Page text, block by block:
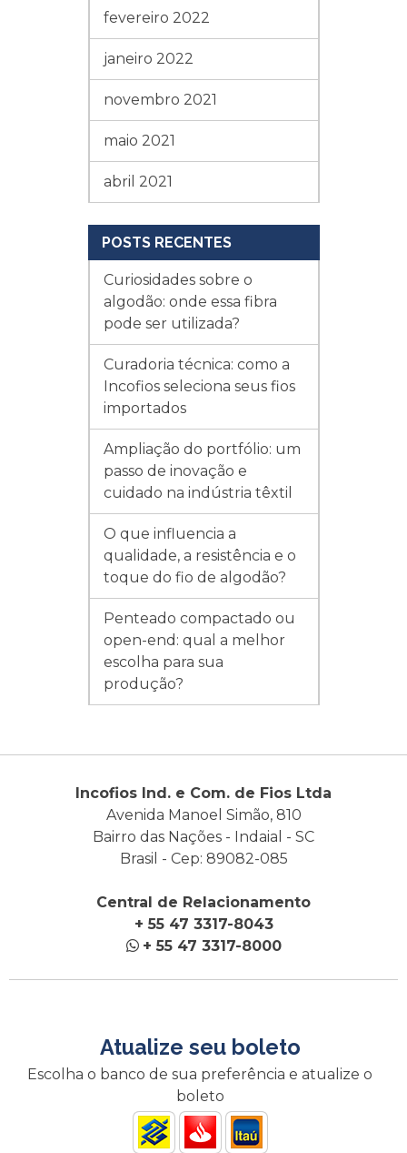
fevereiro 2022
janeiro 2022
novembro 2021
maio 2021
abril 2021
POSTS RECENTES
Curiosidades sobre o
algodão: onde essa fibra
pode ser utilizada?
Curadoria técnica: como a
Incofios seleciona seus fios
importados
Ampliação do portfólio: um
passo de inovação e
cuidado na indústria têxtil
O que influencia a
qualidade, a resistência e o
toque do fio de algodão?
Penteado compactado ou
open-end: qual a melhor
escolha para sua
produção?
Incofios Ind. e Com. de Fios Ltda
Avenida Manoel Simão, 810
Bairro das Nações - Indaial - SC
Brasil - Cep: 89082-085
Central de Relacionamento
+ 55 47 3317-8043
+ 55 47 3317-8000
Atualize seu boleto
Escolha o banco de sua preferência e atualize o
boleto